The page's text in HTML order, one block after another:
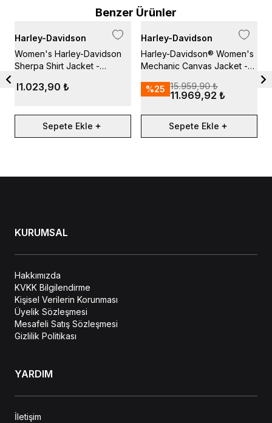
Benzer Ürünler
Harley-Davidson
Women's Harley-Davidson
Sherpa Shirt Jacket -
11.023,90 ₺
Sepete Ekle
Harley-Davidson
Harley-Davidson® Women's
Mechanic Canvas Jacket -
%25 15.959,90 ₺
11.969,92 ₺
Sepete Ekle
KURUMSAL
Hakkımızda
KVKK Bilgilendirme
Kişisel Verilerin Korunması
Üyelik Sözleşmesi
Mesafeli Satış Sözleşmesi
Gizlilik Politikası
YARDIM
İletişim